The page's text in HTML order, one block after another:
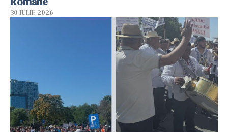
30 IULIE 2026